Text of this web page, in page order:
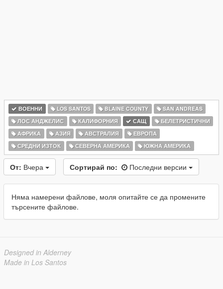
ВОЕННИ LOS SANTOS BLAINE COUNTY
SAN ANDREAS
ЛОС АНДЖЕЛИС
КАЛИФОРНИЯ САЩ
БЕЛЕТРИСТИЧНИ
АФРИКА
АЗИЯ АВСТРАЛИЯ
ЕВРОПА
СРЕДНИ ИЗТОК
СЕВЕРНА АМЕРИКА ЮЖНА АМЕРИКА
От: Вчера Сортирай по: Последни версии
Няма намерени файлове, моля опитайте се да промените
търсените файлове.
Designed in Alderney
Made in Los Santos